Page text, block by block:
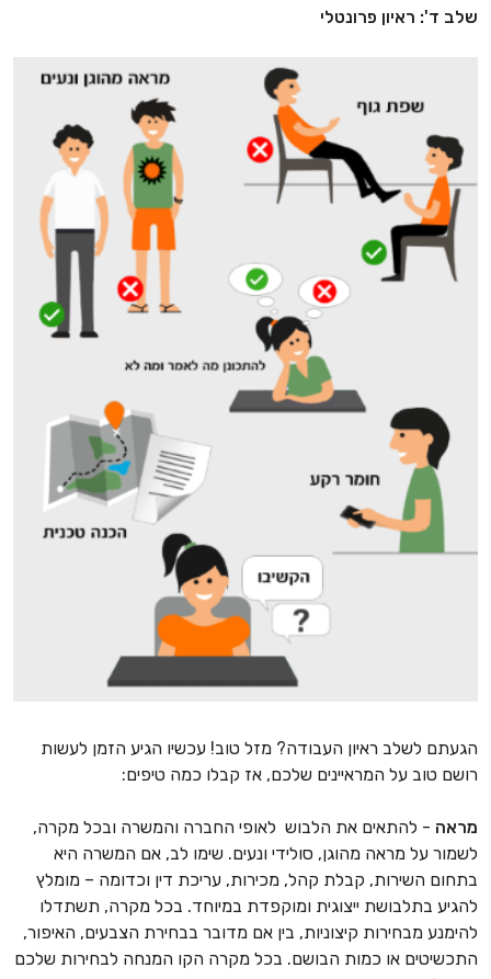
שלב ד': ראיון פרונטלי
הגעתם לשלב ראיון העבודה? מזל טוב! עכשיו הגיע הזמן לעשות
רושם טוב על המראיינים שלכם, אז קבלו כמה טיפים:
מראה - להתאים את הלבוש לאופי החברה והמשרה ובכל מקרה,
לשמור על מראה מהוגן, סולידי ונעים. שימו לב, אם המשרה היא
בתחום השירות, קבלת קהל, מכירות, עריכת דין וכדומה – מומלץ
להגיע בתלבושת ייצוגית ומוקפדת במיוחד. בכל מקרה, תשתדלו
להימנע מבחירות קיצוניות, בין אם מדובר בבחירת הצבעים, האיפור,
התכשיטים או כמות הבושם. בכל מקרה הקו המנחה לבחירות שלכם